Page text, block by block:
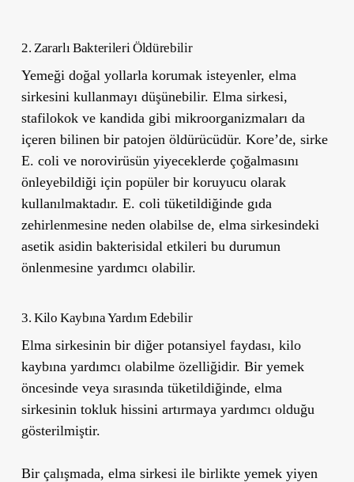
2. Zararlı Bakterileri Öldürebilir
Yemeği doğal yollarla korumak isteyenler, elma
sirkesini kullanmayı düşünebilir. Elma sirkesi,
stafilokok ve kandida gibi mikroorganizmaları da
içeren bilinen bir patojen öldürücüdür. Kore’de, sirke
E. coli ve norovirüsün yiyeceklerde çoğalmasını
önleyebildiği için popüler bir koruyucu olarak
kullanılmaktadır. E. coli tüketildiğinde gıda
zehirlenmesine neden olabilse de, elma sirkesindeki
asetik asidin bakterisidal etkileri bu durumun
önlenmesine yardımcı olabilir.
3. Kilo Kaybına Yardım Edebilir
Elma sirkesinin bir diğer potansiyel faydası, kilo
kaybına yardımcı olabilme özelliğidir. Bir yemek
öncesinde veya sırasında tüketildiğinde, elma
sirkesinin tokluk hissini artırmaya yardımcı olduğu
gösterilmiştir.
Bir çalışmada, elma sirkesi ile birlikte yemek yiyen